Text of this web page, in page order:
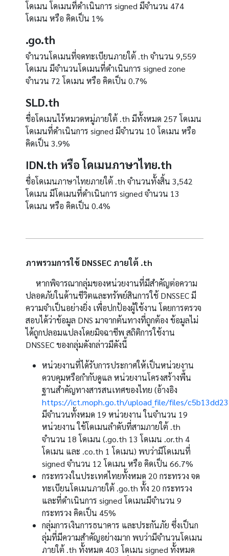
โดเมน โดเมนที่ดำเนินการ signedมีจำนวน 474
โดเมน หรือ คิดเป็น 1%
.go.th
จำนวนโดเมนที่จดทะเบียนภายใต้ .thจำนวน 9,559
โดเมน มีจำนวนโดเมนที่ดำเนินการ signed zone
จำนวน 72โดเมน หรือ คิดเป็น 0.7%
SLD.th
ชื่อโดเมนไร้หมวดหมู่ภายใต้ .thมีทั้งหมด 257โดเมน
โดเมนที่ดำเนินการ signedมีจำนวน 10โดเมน หรือ
คิดเป็น 3.9%
IDN.th หรือ โดเมนภาษาไทย.th
ชื่อโดเมนภาษาไทยภายใต้ .thจำนวนทั้งสิ้น 3,542
โดเมน มีโดเมนที่ดำเนินการ signedจำนวน 13
โดเมน หรือ คิดเป็น 0.4%
ภาพรวมการใช้ DNSSEC ภายใต้ .th
หากพิจารณากลุ่มของหน่วยงานที่มีสำคัญต่อความ
ปลอดภัยในด้านชีวิตและทรัพย์สินการใช้ DNSSECมี
ความจำเป็นอย่างยิ่ง เพื่อปกป้องผู้ใช้งาน โดยการตรวจ
สอบได้ว่าข้อมูล DNSมาจากต้นทางที่ถูกต้อง ข้อมูลไม่
ได้ถูกปลอมแปลงโดยมิจฉาชีพ สถิติการใช้งาน
DNSSECของกลุ่มดังกล่าวมีดังนี้
หน่วยงานที่ได้รับการประกาศให้เป็นหน่วยงาน
ควบคุมหรือกำกับดูแล หน่วยงานโครงสร้างพื้น
ฐานสำคัญทางสารสนเทศของไทย (อ้างอิง
https://ict.moph.go.th/upload_file/files/
มีจำนวนทั้งหมด 19 หน่วยงาน ในจำนวน 19
หน่วยงาน ใช้โดเมนลำดับที่สามภายใต้ .th
จำนวน 18 โดเมน (.go.th 13 โดเมน .or.th 4
โดเมน และ .co.th 1 โดเมน) พบว่ามีโดเมนที่
signed จำนวน 12 โดเมน หรือ คิดเป็น 66.7%
กระทรวงในประเทศไทยทั้งหมด 20กระทรวง จด
ทะเบียนโดเมนภายใต้ .go.thทั้ง 20กระทรวง
และที่ดำเนินการ signedโดเมนมีจำนวน 9
กระทรวง คิดเป็น 45%
กลุ่มการเงินการธนาคาร และประกันภัย ซึ่งเป็นก
ลุ่มที่มีความสำคัญอย่างมาก พบว่ามีจำนวนโดเมน
ภายใต้ .thทั้งหมด 403โดเมน signedทั้งหมด